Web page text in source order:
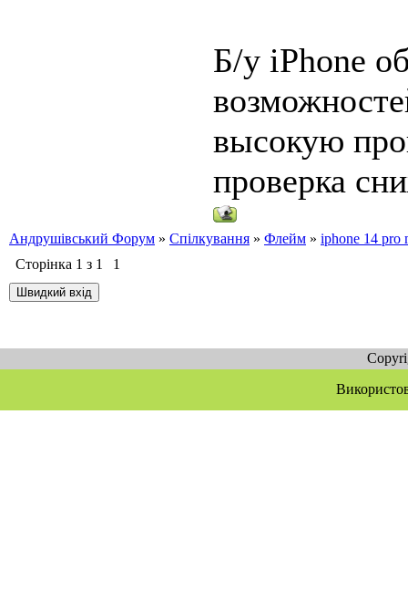
Б/у iPhone
высокую
проверка
Андрушівський Форум » Спілкування » Флейм » iphone 14 pro
Сторінка 1 з 1 1